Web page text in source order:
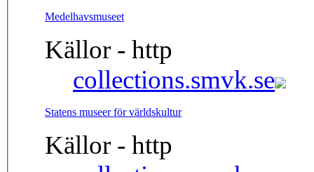
Medelhavsmuseet
Källor - http
collections.smvk.se
Statens museer för världskultur
Källor - http